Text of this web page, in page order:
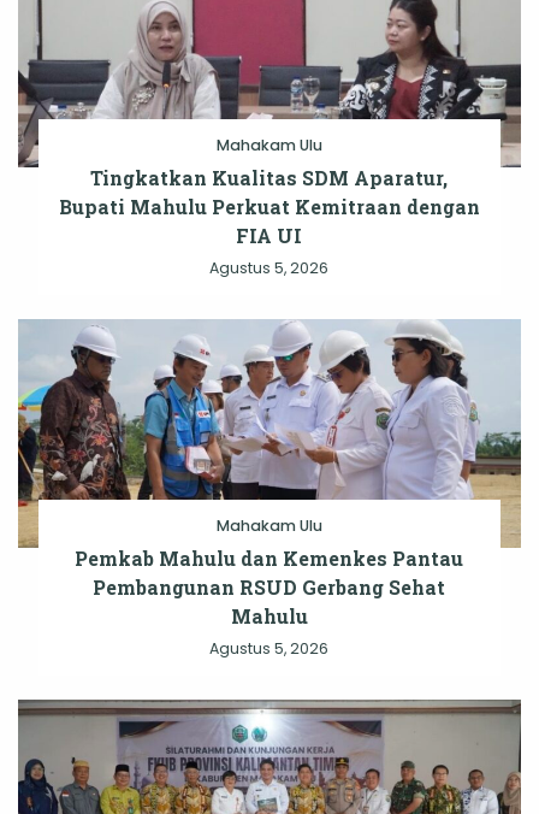
Mahakam Ulu
Tingkatkan Kualitas SDM Aparatur,
Bupati Mahulu Perkuat Kemitraan dengan
FIA UI
Agustus 5, 2026
Mahakam Ulu
Pemkab Mahulu dan Kemenkes Pantau
Pembangunan RSUD Gerbang Sehat
Mahulu
Agustus 5, 2026